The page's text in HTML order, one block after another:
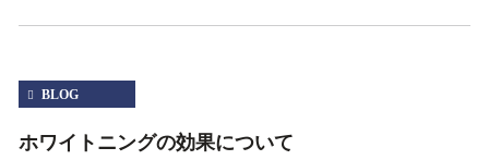
BLOG
ホワイトニングの効果について